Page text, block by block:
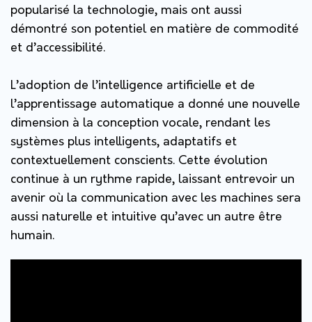
popularisé la technologie, mais ont aussi
démontré son potentiel en matière de commodité
et d’accessibilité.
L’adoption de l’intelligence artificielle et de
l’apprentissage automatique a donné une nouvelle
dimension à la conception vocale, rendant les
systèmes plus intelligents, adaptatifs et
contextuellement conscients. Cette évolution
continue à un rythme rapide, laissant entrevoir un
avenir où la communication avec les machines sera
aussi naturelle et intuitive qu’avec un autre être
humain.